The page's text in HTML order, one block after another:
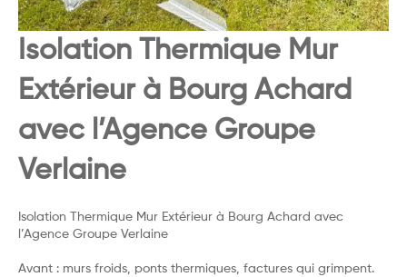
Isolation Thermique Mur
Extérieur à Bourg Achard
avec l’Agence Groupe
Verlaine
Isolation Thermique Mur Extérieur à Bourg Achard avec
l’Agence Groupe Verlaine
Avant : murs froids, ponts thermiques, factures qui grimpent.